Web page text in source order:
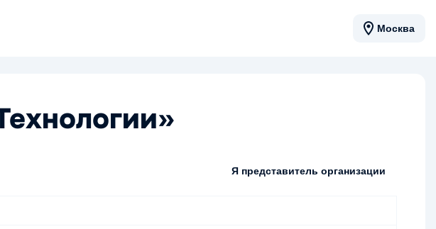
Москва
Я представитель организации